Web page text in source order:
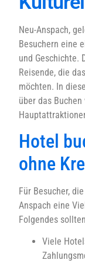
Neu-Anspach,
Besuchern eine
und Geschichte.
Reisende, die
möchten. In
über das
Hotel
ohne
Für Besucher,
Anspach eine
Folgendes
Viele